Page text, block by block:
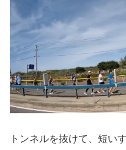
トンネルを抜けて、短い